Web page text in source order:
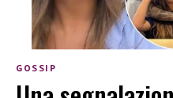
GOSSIP